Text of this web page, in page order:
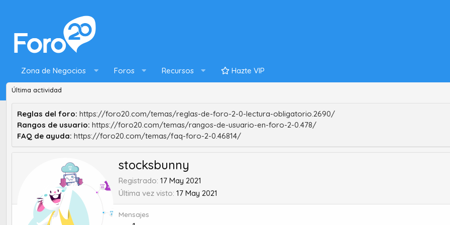
Zona de Negocios Foros Recursos Hazte VIP
Última actividad
Reglas del foro: https://foro20.com/temas/reglas-de-foro-2-0-lectura-obligatorio.2690/
Rangos de usuario: https://foro20.com/temas/rangos-de-usuario-en-foro-2-0.478/
FAQ de ayuda: https://foro20.com/temas/faq-foro-2-0.46814/
stocksbunny
Registrado 17 May 2021
Última vez visto 17 May 2021
Mensajes